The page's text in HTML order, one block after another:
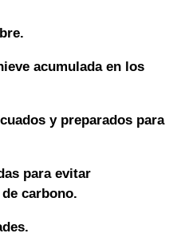
acumulada en los
y preparados para
para evitar
carbono.